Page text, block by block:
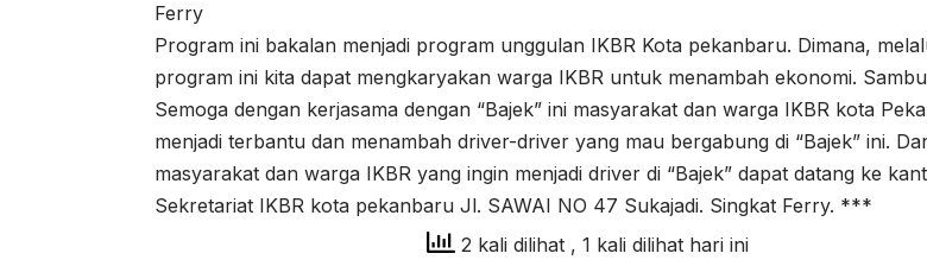
Ferry
Program ini bakalan menjadi program unggulan IKBR Kota pekanbaru. Dimana,
program ini kita dapat mengkaryakan warga IKBR untuk menambah ekonomi.
Semoga dengan kerjasama dengan “Bajek” ini masyarakat dan warga IKBR kota
menjadi terbantu dan menambah driver-driver yang mau bergabung di “Bajek” ini.
masyarakat dan warga IKBR yang ingin menjadi driver di “Bajek” dapat datang ke
Sekretariat IKBR kota pekanbaru Jl. SAWAI NO 47 Sukajadi. Singkat Ferry. ***
2 kali dilihat , 1 kali dilihat hari ini